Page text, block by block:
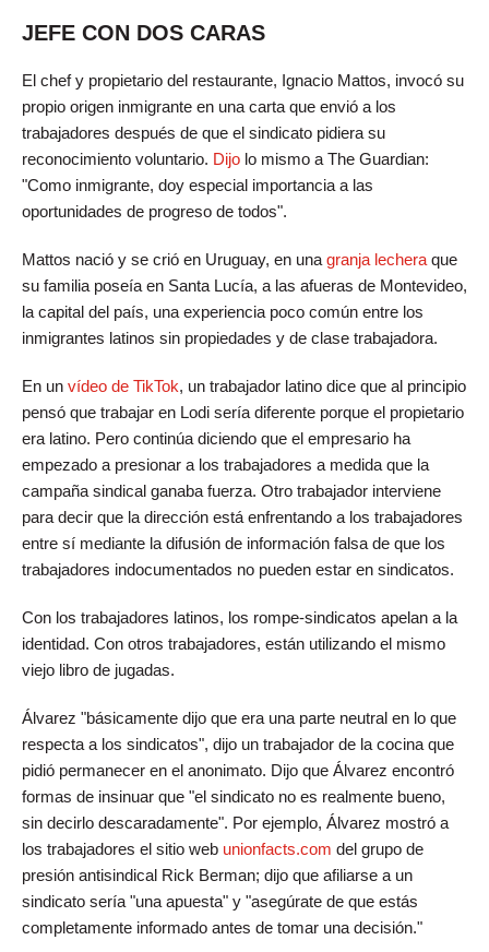
JEFE CON DOS CARAS
El chef y propietario del restaurante, Ignacio Mattos, invocó su
propio origen inmigrante en una carta que envió a los
trabajadores después de que el sindicato pidiera su
reconocimiento voluntario. Dijo lo mismo a The Guardian:
"Como inmigrante, doy especial importancia a las
oportunidades de progreso de todos".
Mattos nació y se crió en Uruguay, en una granja lechera que
su familia poseía en Santa Lucía, a las afueras de Montevideo,
la capital del país, una experiencia poco común entre los
inmigrantes latinos sin propiedades y de clase trabajadora.
En un vídeo de TikTok, un trabajador latino dice que al principio
pensó que trabajar en Lodi sería diferente porque el propietario
era latino. Pero continúa diciendo que el empresario ha
empezado a presionar a los trabajadores a medida que la
campaña sindical ganaba fuerza. Otro trabajador interviene
para decir que la dirección está enfrentando a los trabajadores
entre sí mediante la difusión de información falsa de que los
trabajadores indocumentados no pueden estar en sindicatos.
Con los trabajadores latinos, los rompe-sindicatos apelan a la
identidad. Con otros trabajadores, están utilizando el mismo
viejo libro de jugadas.
Álvarez "básicamente dijo que era una parte neutral en lo que
respecta a los sindicatos", dijo un trabajador de la cocina que
pidió permanecer en el anonimato. Dijo que Álvarez encontró
formas de insinuar que "el sindicato no es realmente bueno,
sin decirlo descaradamente". Por ejemplo, Álvarez mostró a
los trabajadores el sitio web unionfacts.com del grupo de
presión antisindical Rick Berman; dijo que afiliarse a un
sindicato sería "una apuesta" y "asegúrate de que estás
completamente informado antes de tomar una decisión."